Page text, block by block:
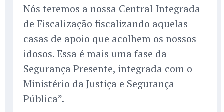
Nós teremos a nossa Central Integrada
de Fiscalização fiscalizando aquelas
casas de apoio que acolhem os nossos
idosos. Essa é mais uma fase da
Segurança Presente, integrada com o
Ministério da Justiça e Segurança
Pública”.